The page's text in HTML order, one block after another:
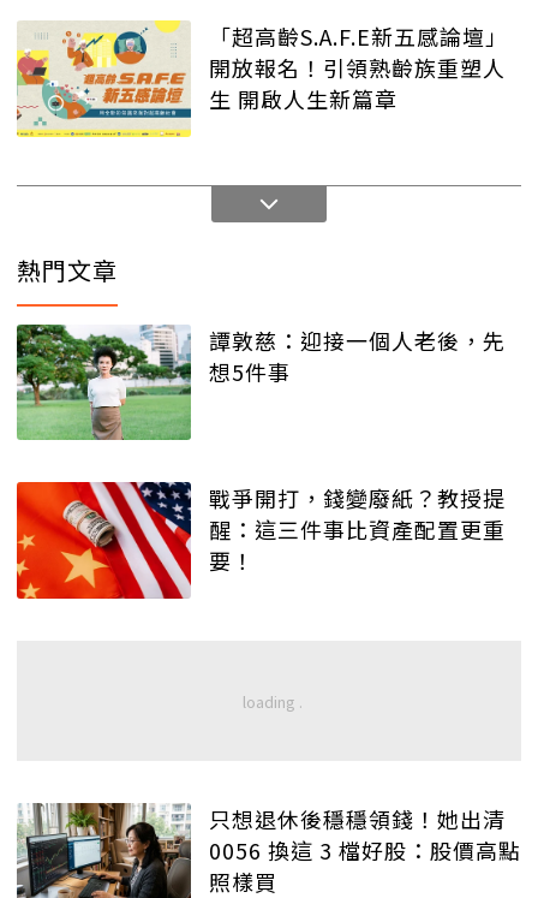
「超高齡S.A.F.E新五感論壇」
開放報名！引領熟齡族重塑人
生 開啟人生新篇章
熱門文章
譚敦慈：迎接一個人老後，先
想5件事
戰爭開打，錢變廢紙？教授提
醒：這三件事比資產配置更重
要！
只想退休後穩穩領錢！她出清
0056 換這 3 檔好股：股價高點
照樣買